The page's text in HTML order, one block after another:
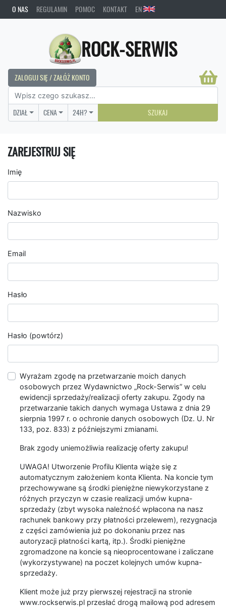
O NAS REGULAMIN POMOC KONTAKT EN
ROCK-SERWIS
ZALOGUJ SIĘ / ZAŁÓŻ KONTO
DZIAŁ CENA 24H? SZUKAJ
ZAREJESTRUJ SIĘ
Imię
Nazwisko
Email
Hasło
Hasło (powtórz)
Wyrażam zgodę na przetwarzanie moich danych
osobowych przez Wydawnictwo „Rock-Serwis” w celu
ewidencji sprzedaży/realizacji oferty zakupu. Zgody na
przetwarzanie takich danych wymaga Ustawa z dnia 29
sierpnia 1997 r. o ochronie danych osobowych (Dz. U. Nr
133, poz. 833) z późniejszymi zmianami.
Brak zgody uniemożliwia realizację oferty zakupu!
UWAGA! Utworzenie Profilu Klienta wiąże się z
automatycznym założeniem konta Klienta. Na koncie tym
przechowywane są środki pieniężne niewykorzystane z
różnych przyczyn w czasie realizacji umów kupna-
sprzedaży (zbyt wysoka należność wpłacona na nasz
rachunek bankowy przy płatności przelewem), rezygnacja
z części zamówienia już po dokonaniu przez nas
autoryzacji płatności kartą, itp.). Środki pieniężne
zgromadzone na koncie są nieoprocentowane i zaliczane
(wykorzystywane) na poczet kolejnych umów kupna-
sprzedaży.
Klient może już przy pierwszej rejestracji na stronie
www.rockserwis.pl przesłać drogą mailową pod adresem